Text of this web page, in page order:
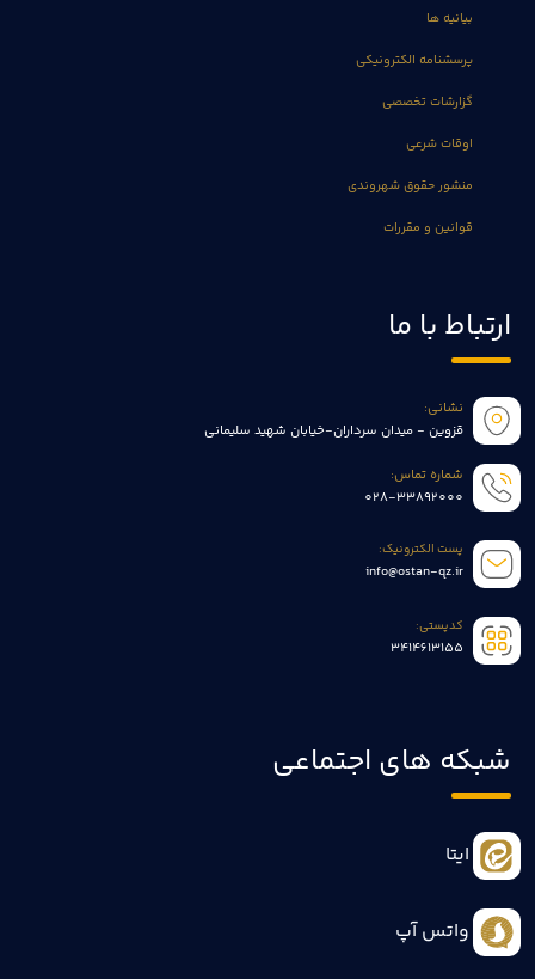
بیانیه ها
پرسشنامه الکترونیکی
گزارشات تخصصی
اوقات شرعی
منشور حقوق شهروندی
قوانین و مقررات
ارتباط با ما
نشانی:
قزوین - میدان سرداران-خیابان شهید سلیمانی
شماره تماس:
028-33892000
پست الکترونیک:
info@ostan-qz.ir
کدپستی:
3414613155
شبکه های اجتماعی
ایتا
واتس آپ